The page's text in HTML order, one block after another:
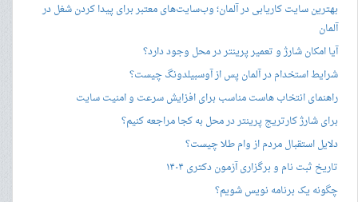
بهترین سایت کاریابی در آلمان؛ وب‌سایت‌های معتبر برای پیدا کردن شغل در
آلمان
آیا امکان شارژ و تعمیر پرینتر در محل وجود دارد؟
شرایط استخدام در آلمان پس از آوسبیلدونگ چیست؟
راهنمای انتخاب هاست مناسب برای افزایش سرعت و امنیت سایت
برای شارژ کارتریج پرینتر در محل به کجا مراجعه کنیم؟
دلایل استقبال مردم از وام طلا چیست؟
تاریخ ثبت نام و برگزاری آزمون دکتری ۱۴۰۴
چگونه یک برنامه نویس شویم؟